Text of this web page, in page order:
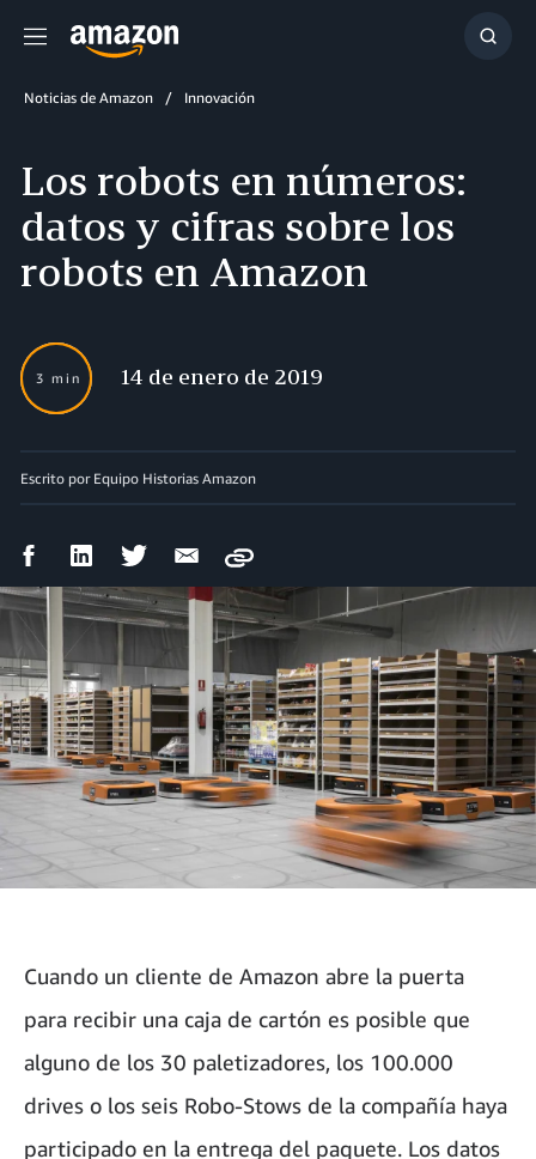
Menú
Noticias de Amazon Innovación
Los robots en números:
datos y cifras sobre los
robots en Amazon
3 min 14 de enero de 2019
Escrito por Equipo Historias Amazon
Compartir
Facebook
Compartir
LinkedIn
Compartir
Twitter
Compartir
correo
electrónico
Copy
Cuando un cliente de Amazon abre la puerta
para recibir una caja de cartón es posible que
alguno de los 30 paletizadores, los 100.000
drives o los seis Robo-Stows de la compañía haya
participado en la entrega del paquete. Los datos